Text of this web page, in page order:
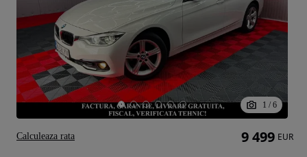
1 / 6
9 499 EUR
Calculeaza rata